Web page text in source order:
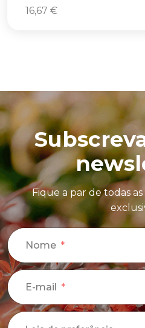
16,67 €
Fique a par de todas
Nome
E-mail